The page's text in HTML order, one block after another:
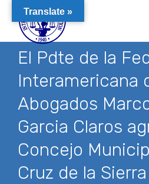
El Pdte de la
Interamericana
Abogados
Garcia Claros
Concejo
Cruz de la
Translate »